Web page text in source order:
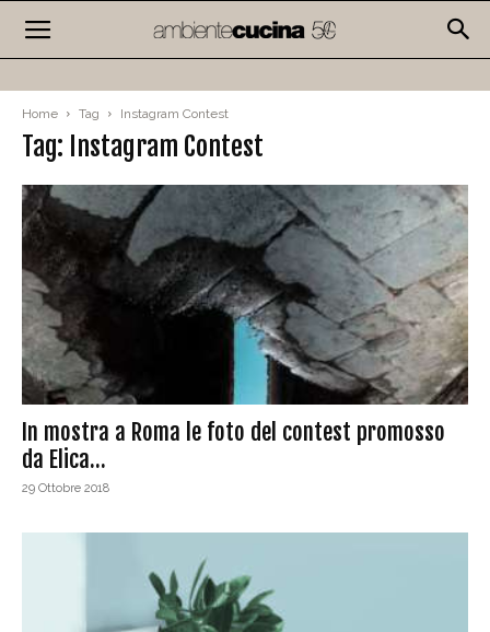
Home Tag Instagram Contest
Tag: Instagram Contest
In mostra a Roma le foto del contest promosso
da Elica...
29 Ottobre 2018